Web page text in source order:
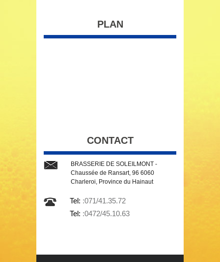
PLAN
CONTACT
BRASSERIE DE SOLEILMONT -
Chaussée de Ransart, 96 6060
Charleroi, Province du Hainaut
Tel: :071/41.35.72
Tel: :0472/45.10.63